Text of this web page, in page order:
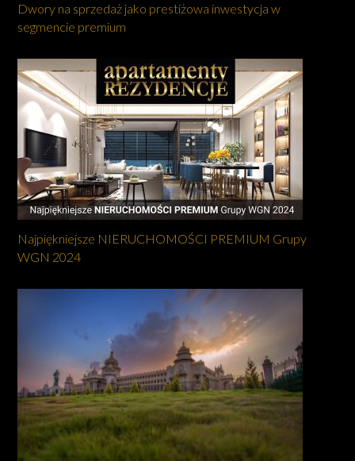
Dwory na sprzedaż jako prestiżowa inwestycja w
segmencie premium
Najpiękniejsze NIERUCHOMOŚCI PREMIUM Grupy
WGN 2024